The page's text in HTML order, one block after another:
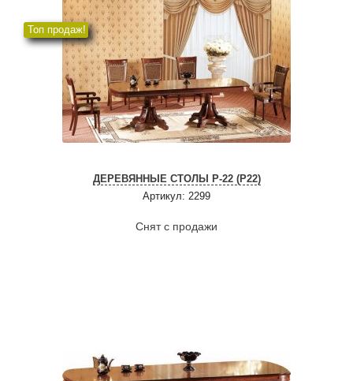
Топ продаж!
ДЕРЕВЯННЫЕ СТОЛЫ P-22 (P22)
Артикул: 2299
Снят с продажи